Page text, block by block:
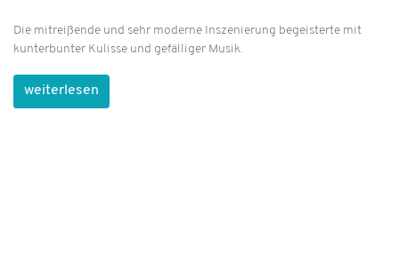
VON AFFE BIS GIRAFFE
In der Hirschwirtscheuer in Künzelsau ist „Tierisch was los!